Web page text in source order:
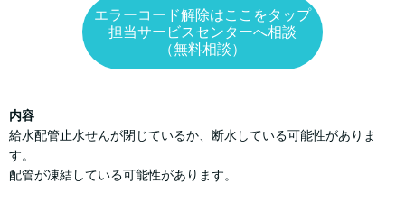
エラーコード解除はここをタップ
担当サービスセンターへ相談
（無料相談）
内容
給水配管止水せんが閉じているか、断水している可能性がありま
す。
配管が凍結している可能性があります。